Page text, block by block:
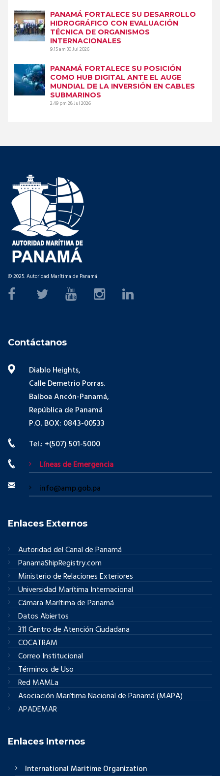
PANAMÁ FORTALECE SU DESARROLLO
HIDROGRÁFICO CON EVALUACIÓN
TÉCNICA DE ORGANISMOS
INTERNACIONALES
9:15 am30 Jul 2026
PANAMÁ FORTALECE SU POSICIÓN
COMO HUB DIGITAL ANTE EL AUGE
MUNDIAL DE LA INVERSIÓN EN CABLES
SUBMARINOS
2:49 pm28 Jul 2026
© 2025. Autoridad Marítima de Panamá
Contáctanos
Diablo Heights,
Calle Demetrio Porras.
Balboa Ancón-Panamá,
República de Panamá
P.O. BOX: 0843-00533
Tel.: +(507) 501-5000
Líneas de Emergencia
info@amp.gob.pa
Enlaces Externos
Autoridad del Canal de Panamá
PanamaShipRegistry.com
Ministerio de Relaciones Exteriores
Universidad Marítima Internacional
Cámara Marítima de Panamá
Datos Abiertos
311 Centro de Atención Ciudadana
COCATRAM
Correo Institucional
Términos de Uso
Red MAMLa
Asociación Marítima Nacional de Panamá (MAPA)
APADEMAR
Enlaces Internos
International Maritime Organization